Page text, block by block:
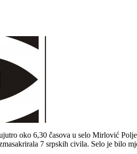
oko 6,30 časova u selo Mirlović
7 srpskih civila. Selo je bilo